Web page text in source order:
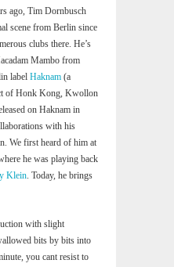
ago, Tim Dornbusch
scene from Berlin since
clubs there. He’s
Mambo from
label Haknam (a
of Honk Kong, Kwollon
on Haknam in
with his
We first heard of him at
he was playing back
Klein. Today, he brings
with slight
bits by bits into
you cant resist to